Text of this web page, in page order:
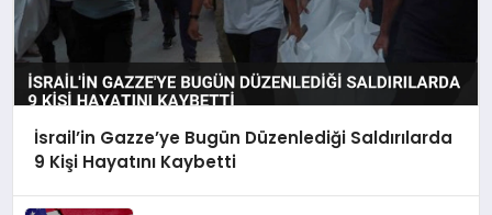
İsrail’in Gazze’ye Bugün Düzenlediği Saldırılarda
9 Kişi Hayatını Kaybetti